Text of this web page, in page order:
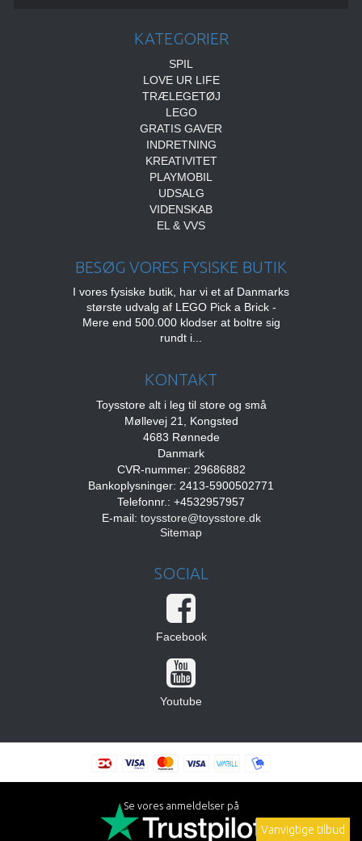
Vanvigtige tilbud
KATEGORIER
SPIL
LOVE UR LIFE
TRÆLEGETØJ
LEGO
GRATIS GAVER
INDRETNING
KREATIVITET
PLAYMOBIL
UDSALG
VIDENSKAB
EL & VVS
BESØG VORES FYSISKE BUTIK
I vores fysiske butik, har vi et af Danmarks
største udvalg af LEGO Pick a Brick -
Mere end 500.000 klodser at boltre sig
rundt i...
KONTAKT
Toysstore alt i leg til store og små
Møllevej 21, Kongsted
4683 Rønnede
Danmark
CVR-nummer: 29686882
Bankoplysninger: 2413-5900502771
Telefonnr.: +4532957957
E-mail: toysstore@toysstore.dk
Sitemap
SOCIAL
Facebook
Youtube
Se vores anmeldelser på